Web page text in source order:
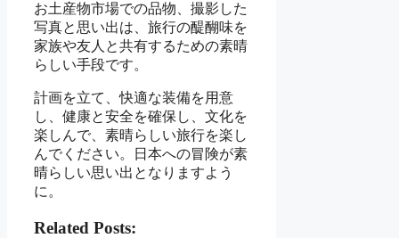
お土産物市場での品物、撮影した
写真と思い出は、旅行の醍醐味を
家族や友人と共有するための素晴
らしい手段です。
計画を立て、快適な装備を用意
し、健康と安全を確保し、文化を
楽しんで、素晴らしい旅行を楽し
んでください。日本への冒険が素
晴らしい思い出となりますよう
に。
Related Posts: